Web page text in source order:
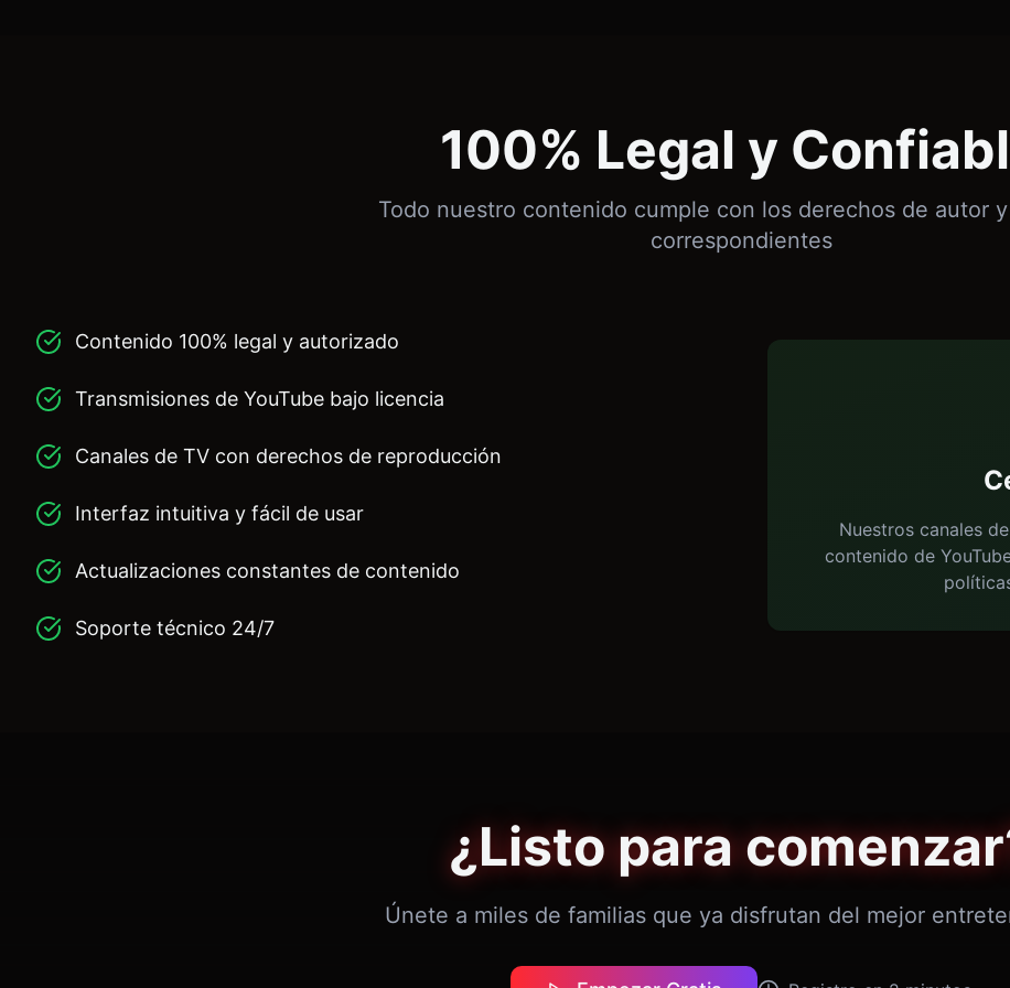
100% Legal y
Todo nuestro contenido cumple con los derechos de autor
correspondientes
Contenido 100% legal y autorizado
Transmisiones de YouTube bajo licencia
Canales de TV con derechos de reproducción
Interfaz intuitiva y fácil de usar
Actualizaciones constantes de contenido
Soporte técnico 24/7
Nuestros canales
contenido de
¿Listo para
Únete a miles de familias que ya disfrutan del mejor